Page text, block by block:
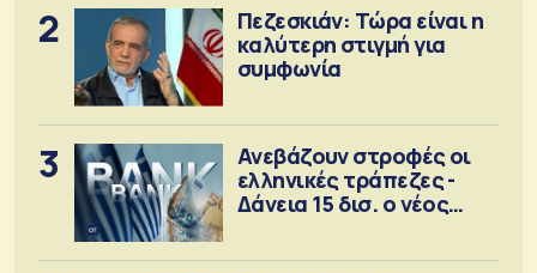
2
Πεζεσκιάν: Τώρα είναι η
καλύτερη στιγμή για
συμφωνία
3
Ανεβάζουν στροφές οι
ελληνικές τράπεζες -
Δάνεια 15 δισ. ο νέος